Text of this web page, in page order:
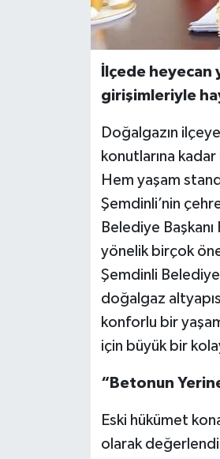
İlçede heyecan
girişimleriyle
Doğalgazın
konutlarına
Hem yaşam
Şemdinli’nin
Belediye
yönelik birçok
Şemdinli
doğalgaz
konforlu bir
için büyük bir
“Betonun
Eski hükümet
olarak